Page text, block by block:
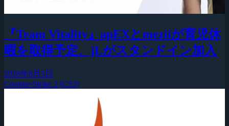
『Team Vitality』apEXとmeziiが育児休
暇を取得予定、jLがスタンドイン加入
2026年8月5日
Counter-Strike 2 (CS2)